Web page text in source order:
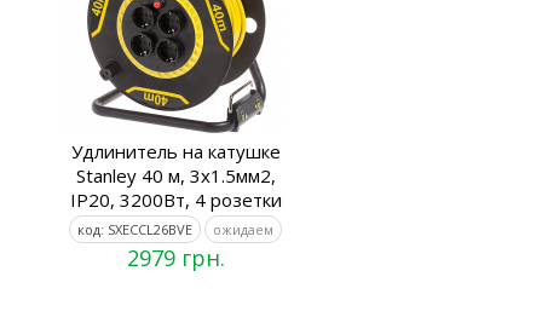
Удлинитель на катушке
Stanley 40 м, 3x1.5мм2,
IP20, 3200Вт, 4 розетки
код: SXECCL26BVE ожидаем
2979 грн.